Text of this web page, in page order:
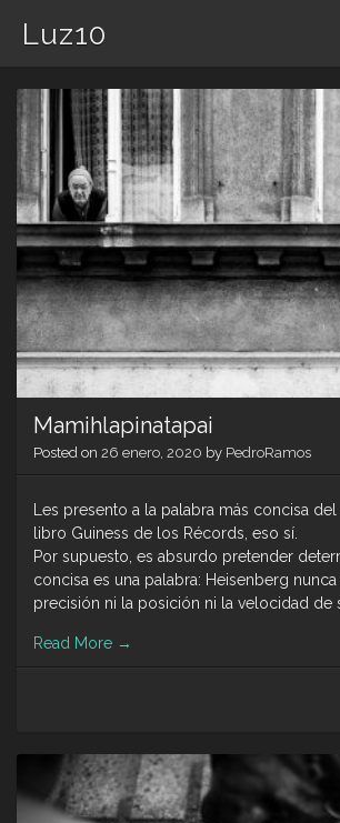
Luz10
to
content
Mamihlapinatapai
Posted on 26 enero, 2020 by PedroRamos
Les presento a la palabra más concisa
libro Guiness de los Récords, eso sí.
Por supuesto, es absurdo pretender
concisa es una palabra: Heisenberg
precisión ni la posición ni la velocidad de
Read More →